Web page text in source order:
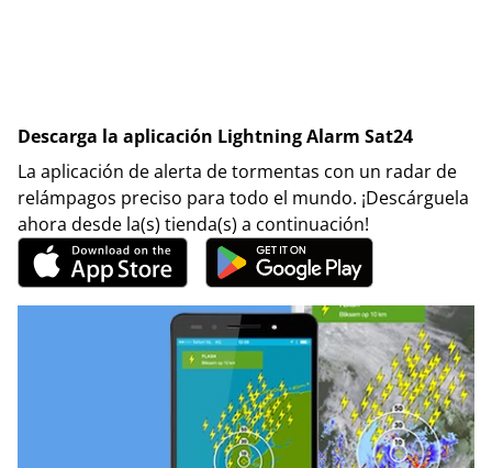
Descarga la aplicación Lightning Alarm Sat24
La aplicación de alerta de tormentas con un radar de
relámpagos preciso para todo el mundo. ¡Descárguela
ahora desde la(s) tienda(s) a continuación!